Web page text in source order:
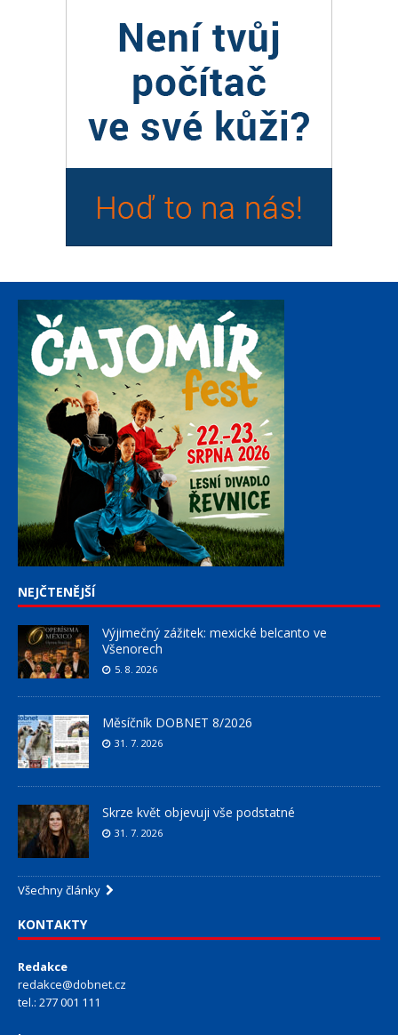
NEJČTENĚJŠÍ
Výjimečný zážitek: mexické belcanto ve
Všenorech
5. 8. 2026
Měsíčník DOBNET 8/2026
31. 7. 2026
Skrze květ objevuji vše podstatné
31. 7. 2026
Všechny články
KONTAKTY
Redakce
redakce@dobnet.cz
tel.: 277 001 111